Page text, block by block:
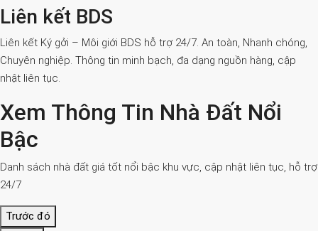
Liên kết BDS
Liên kết Ký gởi – Môi giới BDS hỗ trợ 24/7. An toàn, Nhanh chóng,
Chuyên nghiệp. Thông tin minh bạch, đa dạng nguồn hàng, cập
nhật liên tục.
Xem Thông Tin Nhà Đất Nổi
Bậc
Danh sách nhà đất giá tốt nổi bậc khu vực, cập nhật liên tục, hỗ trợ
24/7
Trước đó